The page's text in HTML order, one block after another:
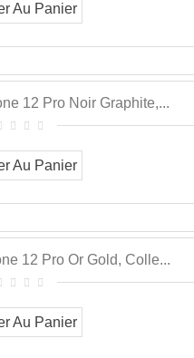
Au Panier
12 Pro Noir Graphite,...
Au Panier
12 Pro Or Gold, Colle...
Au Panier